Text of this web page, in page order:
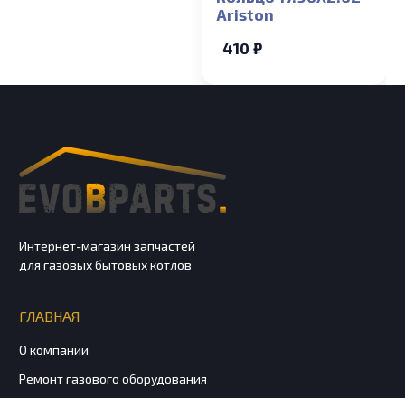
Ariston
410 ₽
Интернет-магазин запчастей
для газовых бытовых котлов
ГЛАВНАЯ
О компании
Ремонт газового оборудования